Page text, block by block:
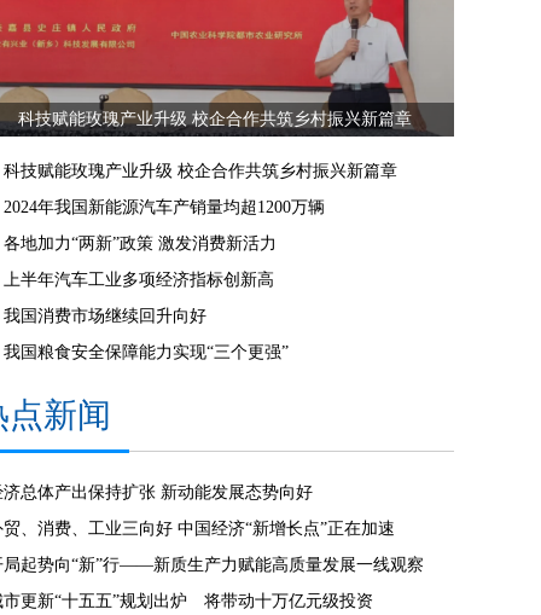
科技赋能玫瑰产业升级 校企合作共筑乡村振兴新篇章
科技赋能玫瑰产业升级 校企合作共筑乡村振兴新篇章
2024年我国新能源汽车产销量均超1200万辆
各地加力“两新”政策 激发消费新活力
上半年汽车工业多项经济指标创新高
我国消费市场继续回升向好
我国粮食安全保障能力实现“三个更强”
点新闻
济总体产出保持扩张 新动能发展态势向好
贸、消费、工业三向好 中国经济“新增长点”正在加速
局起势向“新”行——新质生产力赋能高质量发展一线观察
市更新“十五五”规划出炉 将带动十万亿元级投资